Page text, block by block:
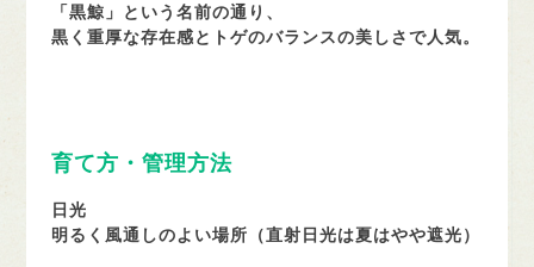
「黒鯨」という名前の通り、
黒く重厚な存在感とトゲのバランスの美しさで人気。
育て方・管理方法
日光
明るく風通しのよい場所（直射日光は夏はやや遮光）